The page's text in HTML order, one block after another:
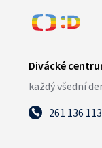
261 136 113